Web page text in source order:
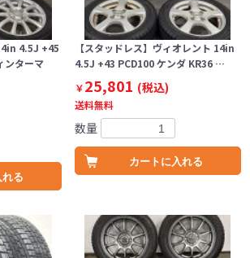
4.5J +45
ンターマ
る
【スタッドレス】ヴィオレント 14in
4.5J +43 PCD100 ケンダ KR36 …
￥25,801 (税込)
送料無料
数量
カートに入れる